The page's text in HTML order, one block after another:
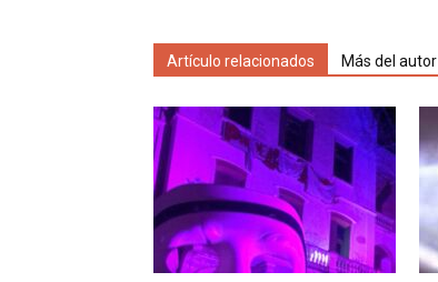
Artículo relacionados Más del autor